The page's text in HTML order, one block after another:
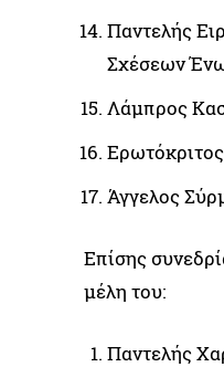
Παντελής
Σχέσεων
Λάμπρος
Άγγελος
Επίσης
μέλη του:
Παντελής